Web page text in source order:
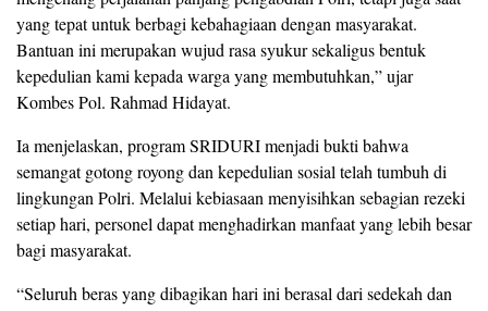
yang tepat untuk berbagi kebahagiaan dengan masyarakat.
Bantuan ini merupakan wujud rasa syukur sekaligus bentuk
kepedulian kami kepada warga yang membutuhkan,” ujar
Kombes Pol. Rahmad Hidayat.
Ia menjelaskan, program SRIDURI menjadi bukti bahwa
semangat gotong royong dan kepedulian sosial telah tumbuh di
lingkungan Polri. Melalui kebiasaan menyisihkan sebagian rezeki
setiap hari, personel dapat menghadirkan manfaat yang lebih besar
bagi masyarakat.
“Seluruh beras yang dibagikan hari ini berasal dari sedekah dan